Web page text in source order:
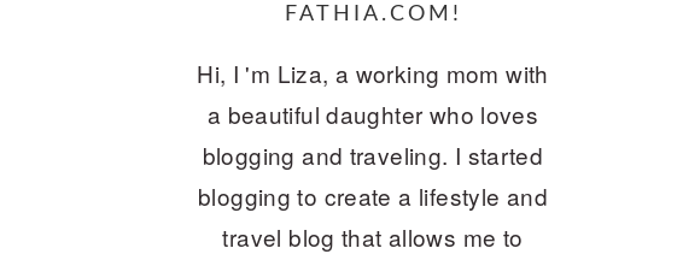
FATHIA.COM!
Hi, I 'm Liza, a working mom with
a beautiful daughter who loves
blogging and traveling. I started
blogging to create a lifestyle and
travel blog that allows me to